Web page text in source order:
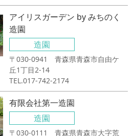
アイリスガーデン by みちのく
造園
造園
〒030-0941 青森県青森市自由ケ
丘1丁目2-14
TEL.017-742-2174
有限会社第一造園
造園
〒030-0111 青森県青森市大字荒